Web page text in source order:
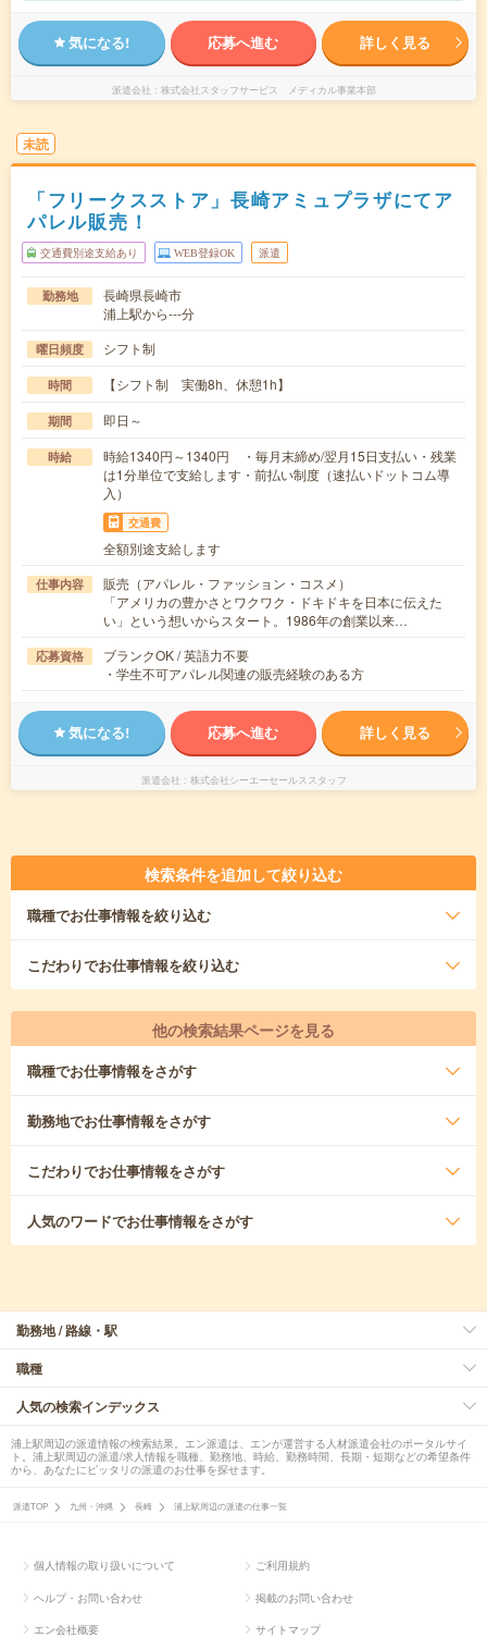
気になる! 応募へ進む 詳しく見る
派遣会社 株式会社スタッフサービス メディカル事業本部
未読
「フリークスストア」長崎アミュプラザにてア
パレル販売！
交通費別途支給あり WEB登録OK 派遣
勤務地
長崎県長崎市
浦上駅から---分
曜日頻度 シフト制
時間 【シフト制 実働8h、休憩1h】
期間 即日～
時給
時給1340円～1340円 ・毎月末締め/翌月15日支払い・残業
は1分単位で支給します・前払い制度（速払いドットコム導
入）
交通費
全額別途支給します
仕事内容
販売（アパレル・ファッション・コスメ）
「アメリカの豊かさとワクワク・ドキドキを日本に伝えた
い」という想いからスタート。1986年の創業以来…
応募資格
ブランクOK / 英語力不要
・学生不可アパレル関連の販売経験のある方
気になる! 応募へ進む 詳しく見る
派遣会社 株式会社シーエーセールススタッフ
検索条件を追加して絞り込む
職種でお仕事情報を絞り込む
こだわりでお仕事情報を絞り込む
他の検索結果ページを見る
職種でお仕事情報をさがす
勤務地でお仕事情報をさがす
こだわりでお仕事情報をさがす
人気のワードでお仕事情報をさがす
勤務地 / 路線・駅
職種
人気の検索インデックス
浦上駅周辺の派遣情報の検索結果。エン派遣は、エンが運営する人材派遣会社のポータルサイ
ト。浦上駅周辺の派遣/求人情報を職種、勤務地、時給、勤務時間、長期・短期などの希望条件
から、あなたにピッタリの派遣のお仕事を探せます。
派遣TOP 九州・沖縄 長崎 浦上駅周辺の派遣の仕事一覧
個人情報の取り扱いについて ご利用規約
ヘルプ・お問い合わせ 掲載のお問い合わせ
エン会社概要 サイトマップ